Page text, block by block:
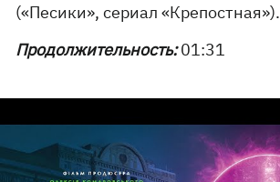
(«Песики», сериал «Крепостная»).
Продолжительность:01:31